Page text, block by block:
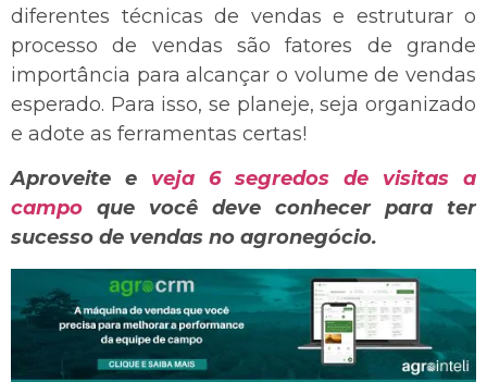
diferentes técnicas de vendas e estruturar o
processo de vendas são fatores de grande
importância para alcançar o volume de vendas
esperado. Para isso, se planeje, seja organizado
e adote as ferramentas certas!
Aproveite e veja 6 segredos de visitas a
campo que você deve conhecer para ter
sucesso de vendas no agronegócio.